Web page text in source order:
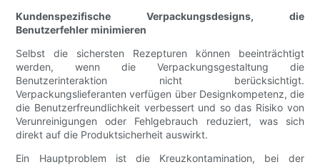
Kundenspezifische Verpackungsdesigns, die
Benutzerfehler minimieren
Selbst die sichersten Rezepturen können beeinträchtigt
werden, wenn die Verpackungsgestaltung die
Benutzerinteraktion nicht berücksichtigt.
Verpackungslieferanten verfügen über Designkompetenz, die
die Benutzerfreundlichkeit verbessert und so das Risiko von
Verunreinigungen oder Fehlgebrauch reduziert, was sich
direkt auf die Produktsicherheit auswirkt.
Ein Hauptproblem ist die Kreuzkontamination, bei der